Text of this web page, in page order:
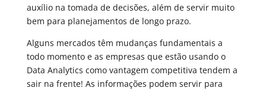
auxílio na tomada de decisões, além de servir muito
bem para planejamentos de longo prazo.
Alguns mercados têm mudanças fundamentais a
todo momento e as empresas que estão usando o
Data Analytics como vantagem competitiva tendem a
sair na frente! As informações podem servir para